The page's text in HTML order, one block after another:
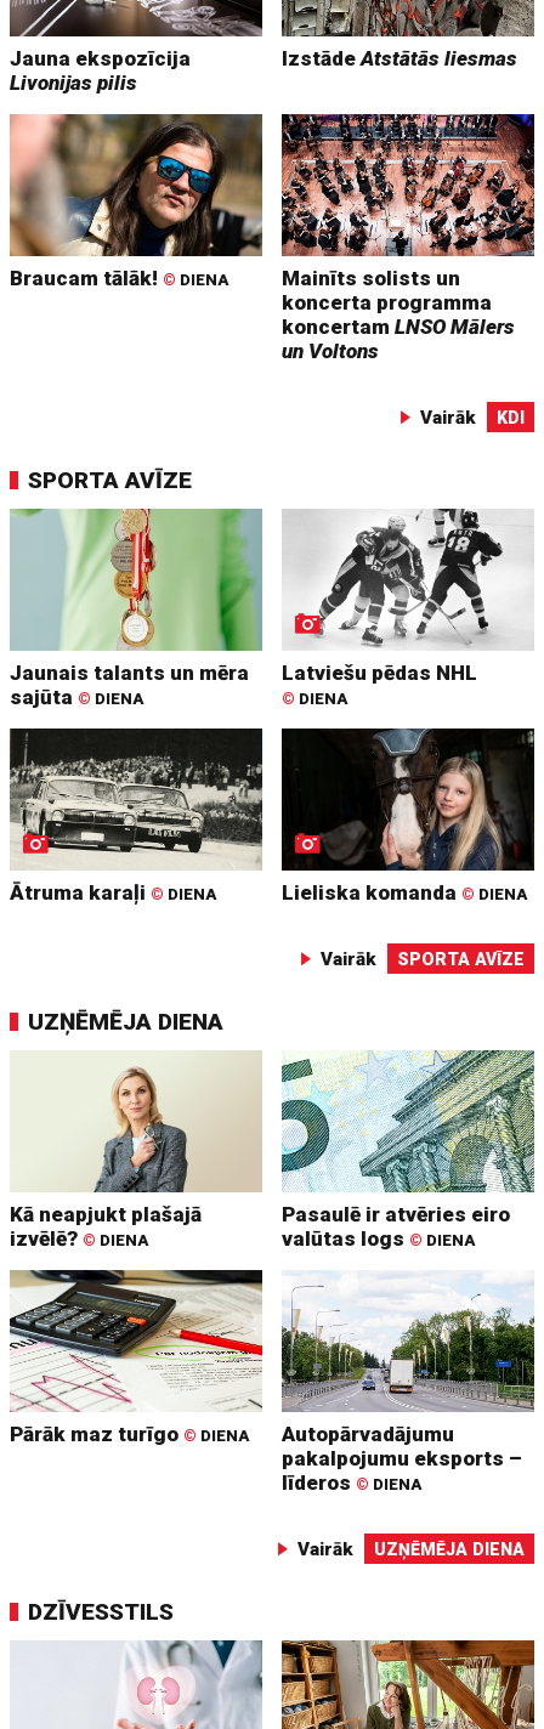
Jauna ekspozīcija
Livonijas pilis
IzstādeAtstātās liesmas
Braucam tālāk! © DIENA
Mainīts solists un
koncerta programma
koncertamLNSO Mālers
un Voltons
Vairāk KDI
SPORTA AVĪZE
Jaunais talants un mēra
sajūta © DIENA
Latviešu pēdas NHL
© DIENA
Ātruma karaļi © DIENA Lieliska komanda © DIENA
Vairāk SPORTA AVĪZE
UZŅĒMĒJA DIENA
Kā neapjukt plašajā
izvēlē? © DIENA
Pasaulē ir atvēries eiro
valūtas logs © DIENA
Pārāk maz turīgo © DIENA
Autopārvadājumu
pakalpojumu eksports –
līderos © DIENA
Vairāk UZŅĒMĒJA DIENA
DZĪVESSTILS